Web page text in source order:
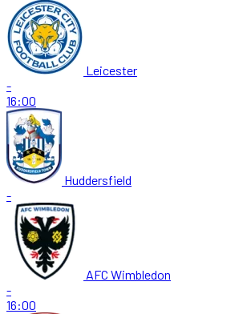
Leicester
-
16:00
Huddersfield
-
AFC Wimbledon
-
16:00